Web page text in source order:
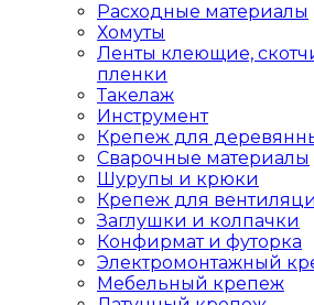
Расходные материалы
Хомуты
Ленты клеющие,
пленки
Такелаж
Инструмент
Крепеж для
Сварочные материалы
Шурупы и крюки
Крепеж для
Заглушки и колпачки
Конфирмат и футорка
Электромонтажный
Мебельный крепеж